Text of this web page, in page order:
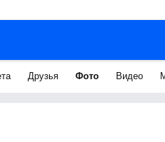
Друзья Фото Видео